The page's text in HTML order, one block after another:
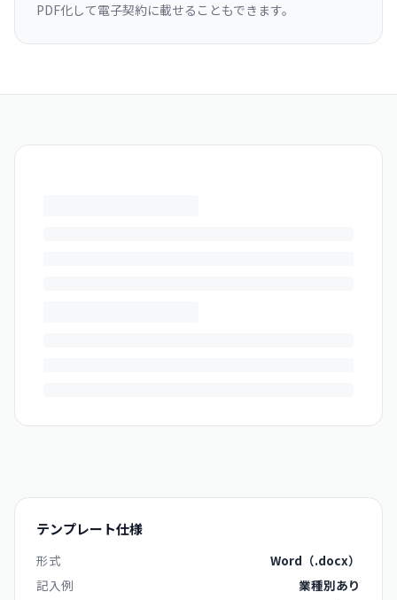
PDF化して電子契約に載せることもできます。
テンプレート仕様
形式
Word（.docx）
記入例
業種別あり